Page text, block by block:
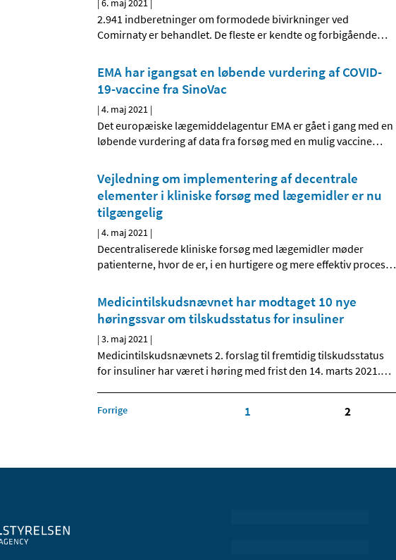
|6. maj 2021 |
2.941 indberetninger om formodede bivirkninger ved
Comirnaty er behandlet. De fleste er kendte og forbigående…
EMA har igangsat en løbende vurdering af COVID-
19-vaccine fra SinoVac
|4. maj 2021 |
Det europæiske lægemiddelagentur EMA er gået i gang med en
løbende vurdering af data fra forsøg med en mulig vaccine…
Vejledning om implementering af decentrale
elementer i kliniske forsøg med lægemidler er nu
tilgængelig
|4. maj 2021 |
Decentraliserede kliniske forsøg med lægemidler møder
patienterne, hvor de er, i en hurtigere og mere effektiv proces…
Medicintilskudsnævnet har modtaget 10 nye
høringssvar om tilskudsstatus for insuliner
|3. maj 2021 |
Medicintilskudsnævnets 2. forslag til fremtidig tilskudsstatus
for insuliner har været i høring med frist den 14. marts 2021.…
Forrige 1 2